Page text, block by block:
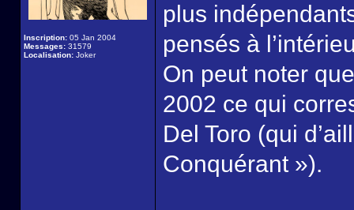
Inscription: 05 Jan 2004
Messages: 31579
Localisation: Joker
plus
pensés à
On peut noter
2002 ce qui
Del Toro (qui
Conquérant »).